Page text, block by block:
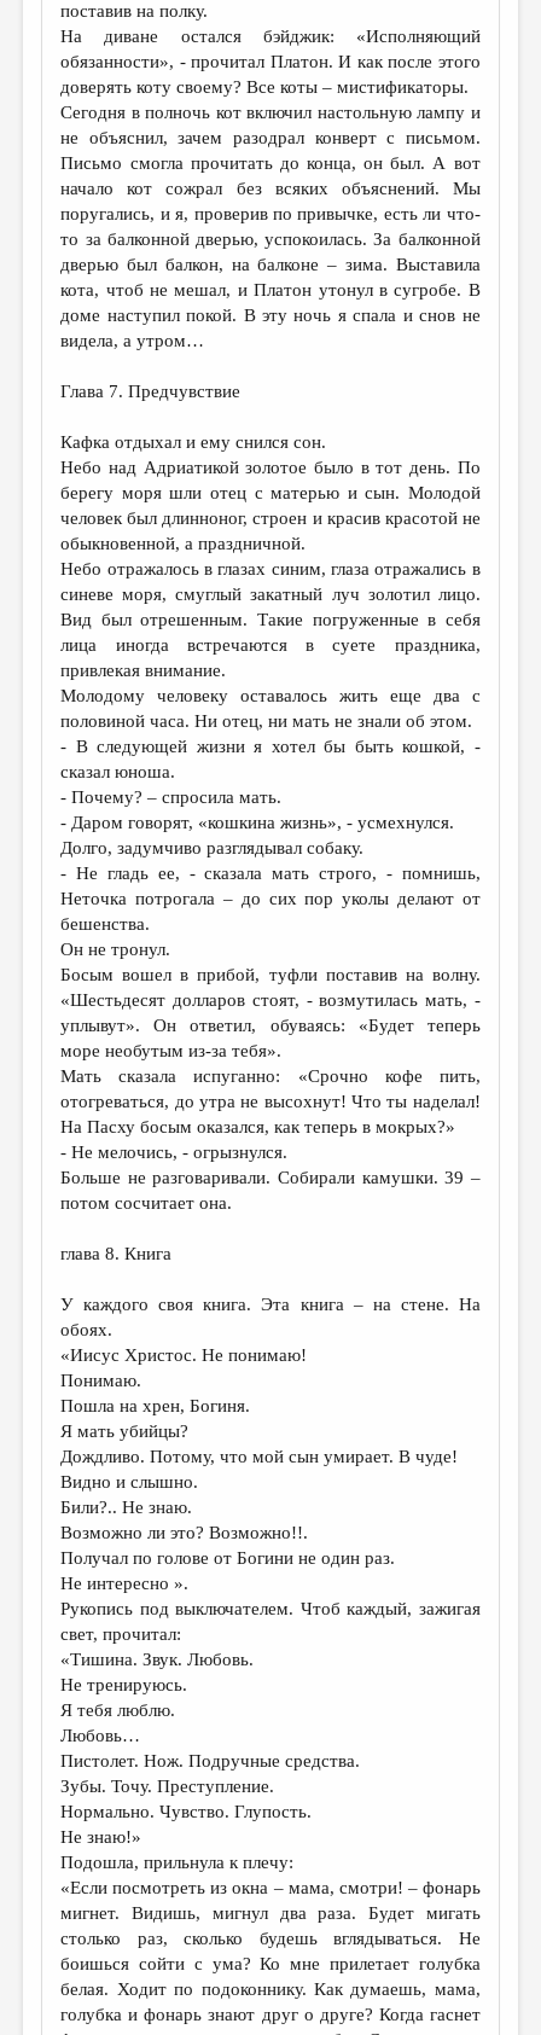
поставив на полку.
На диване остался бэйджик: «Исполняющий
обязанности», - прочитал Платон. И как после этого
доверять коту своему? Все коты – мистификаторы.
Сегодня в полночь кот включил настольную лампу и
не объяснил, зачем разодрал конверт с письмом.
Письмо смогла прочитать до конца, он был. А вот
начало кот сожрал без всяких объяснений. Мы
поругались, и я, проверив по привычке, есть ли что-
то за балконной дверью, успокоилась. За балконной
дверью был балкон, на балконе – зима. Выставила
кота, чтоб не мешал, и Платон утонул в сугробе. В
доме наступил покой. В эту ночь я спала и снов не
видела, а утром…
Глава 7. Предчувствие
Кафка отдыхал и ему снился сон.
Небо над Адриатикой золотое было в тот день. По
берегу моря шли отец с матерью и сын. Молодой
человек был длинноног, строен и красив красотой не
обыкновенной, а праздничной.
Небо отражалось в глазах синим, глаза отражались в
синеве моря, смуглый закатный луч золотил лицо.
Вид был отрешенным. Такие погруженные в себя
лица иногда встречаются в суете праздника,
привлекая внимание.
Молодому человеку оставалось жить еще два с
половиной часа. Ни отец, ни мать не знали об этом.
- В следующей жизни я хотел бы быть кошкой, -
сказал юноша.
- Почему? – спросила мать.
- Даром говорят, «кошкина жизнь», - усмехнулся.
Долго, задумчиво разглядывал собаку.
- Не гладь ее, - сказала мать строго, - помнишь,
Неточка потрогала – до сих пор уколы делают от
бешенства.
Он не тронул.
Босым вошел в прибой, туфли поставив на волну.
«Шестьдесят долларов стоят, - возмутилась мать, -
уплывут». Он ответил, обуваясь: «Будет теперь
море необутым из-за тебя».
Мать сказала испуганно: «Срочно кофе пить,
отогреваться, до утра не высохнут! Что ты наделал!
На Пасху босым оказался, как теперь в мокрых?»
- Не мелочись, - огрызнулся.
Больше не разговаривали. Собирали камушки. 39 –
потом сосчитает она.
глава 8. Книга
У каждого своя книга. Эта книга – на стене. На
обоях.
«Иисус Христос. Не понимаю!
Понимаю.
Пошла на хрен, Богиня.
Я мать убийцы?
Дождливо. Потому, что мой сын умирает. В чуде!
Видно и слышно.
Били?.. Не знаю.
Возможно ли это? Возможно!!.
Получал по голове от Богини не один раз.
Не интересно ».
Рукопись под выключателем. Чтоб каждый, зажигая
свет, прочитал:
«Тишина. Звук. Любовь.
Не тренируюсь.
Я тебя люблю.
Любовь…
Пистолет. Нож. Подручные средства.
Зубы. Точу. Преступление.
Нормально. Чувство. Глупость.
Не знаю!»
Подошла, прильнула к плечу:
«Если посмотреть из окна – мама, смотри! – фонарь
мигнет. Видишь, мигнул два раза. Будет мигать
столько раз, сколько будешь вглядываться. Не
боишься сойти с ума? Ко мне прилетает голубка
белая. Ходит по подоконнику. Как думаешь, мама,
голубка и фонарь знают друг о друге? Когда гаснет